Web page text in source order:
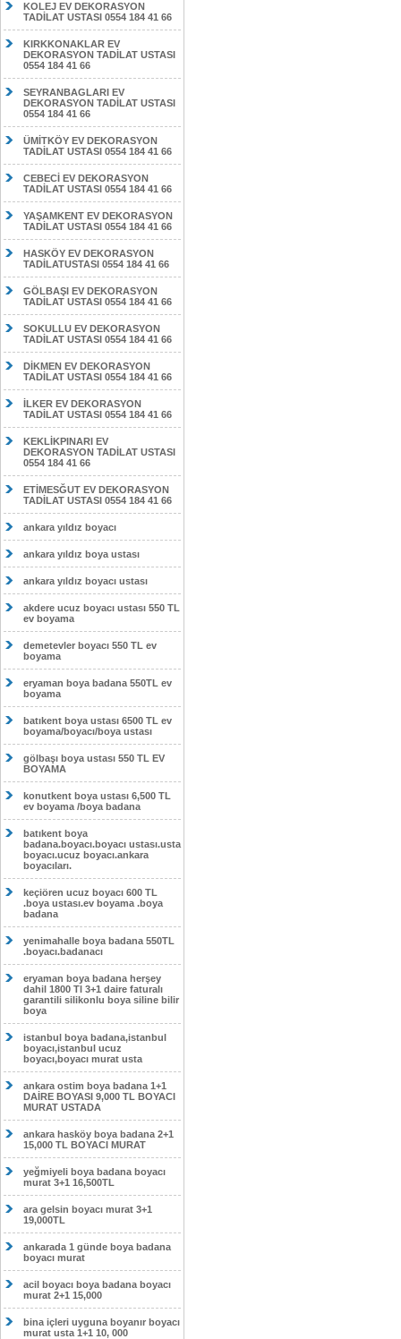
KOLEJ EV DEKORASYON
TADİLAT USTASI 0554 184 41 66
KIRKKONAKLAR EV
DEKORASYON TADİLAT USTASI
0554 184 41 66
SEYRANBAGLARI EV
DEKORASYON TADİLAT USTASI
0554 184 41 66
ÜMİTKÖY EV DEKORASYON
TADİLAT USTASI 0554 184 41 66
CEBECİ EV DEKORASYON
TADİLAT USTASI 0554 184 41 66
YAŞAMKENT EV DEKORASYON
TADİLAT USTASI 0554 184 41 66
HASKÖY EV DEKORASYON
TADİLATUSTASI 0554 184 41 66
GÖLBAŞI EV DEKORASYON
TADİLAT USTASI 0554 184 41 66
SOKULLU EV DEKORASYON
TADİLAT USTASI 0554 184 41 66
DİKMEN EV DEKORASYON
TADİLAT USTASI 0554 184 41 66
İLKER EV DEKORASYON
TADİLAT USTASI 0554 184 41 66
KEKLİKPINARI EV
DEKORASYON TADİLAT USTASI
0554 184 41 66
ETİMESĞUT EV DEKORASYON
TADİLAT USTASI 0554 184 41 66
ankara yıldız boyacı
ankara yıldız boya ustası
ankara yıldız boyacı ustası
akdere ucuz boyacı ustası 550 TL
ev boyama
demetevler boyacı 550 TL ev
boyama
eryaman boya badana 550TL ev
boyama
batıkent boya ustası 6500 TL ev
boyama/boyacı/boya ustası
gölbaşı boya ustası 550 TL EV
BOYAMA
konutkent boya ustası 6,500 TL
ev boyama /boya badana
batıkent boya
badana.boyacı.boyacı ustası.usta
boyacı.ucuz boyacı.ankara
boyacıları.
keçiören ucuz boyacı 600 TL
.boya ustası.ev boyama .boya
badana
yenimahalle boya badana 550TL
.boyacı.badanacı
eryaman boya badana herşey
dahil 1800 Tl 3+1 daire faturalı
garantili silikonlu boya siline bilir
boya
istanbul boya badana,istanbul
boyacı,istanbul ucuz
boyacı,boyacı murat usta
ankara ostim boya badana 1+1
DAİRE BOYASI 9,000 TL BOYACI
MURAT USTADA
ankara hasköy boya badana 2+1
15,000 TL BOYACI MURAT
yeğmiyeli boya badana boyacı
murat 3+1 16,500TL
ara gelsin boyacı murat 3+1
19,000TL
ankarada 1 günde boya badana
boyacı murat
acil boyacı boya badana boyacı
murat 2+1 15,000
bina içleri uyguna boyanır boyacı
murat usta 1+1 10, 000